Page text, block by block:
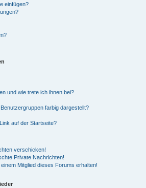
einfügen?
und wie trete ich ihnen bei?
farbig dargestellt?
auf der Startseite?
verschicken!
Private Nachrichten!
Mitglied dieses Forums erhalten!